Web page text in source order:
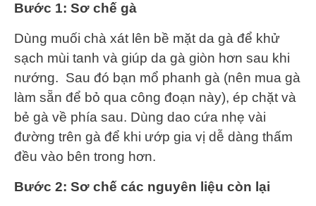
Bước 1: Sơ chế gà
Dùng muối chà xát lên bề mặt da gà để khử
sạch mùi tanh và giúp da gà giòn hơn sau khi
nướng. Sau đó bạn mổ phanh gà (nên mua gà
làm sẵn để bỏ qua công đoạn này), ép chặt và
bẻ gà về phía sau. Dùng dao cứa nhẹ vài
đường trên gà để khi ướp gia vị dễ dàng thấm
đều vào bên trong hơn.
Bước 2: Sơ chế các nguyên liệu còn lại